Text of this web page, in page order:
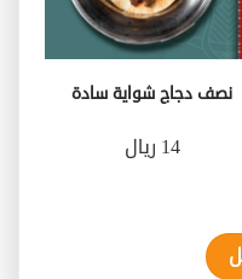
نصف دجاج شواية سادة
14 ريال